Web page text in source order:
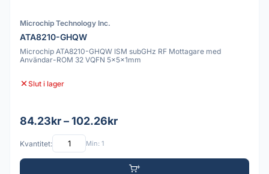
Microchip Technology Inc.
ATA8210-GHQW
Microchip ATA8210-GHQW ISM subGHz RF Mottagare med
Användar-ROM 32 VQFN 5x5x1mm
Slut i lager
84.23kr – 102.26kr
Kvantitet: Min: 1